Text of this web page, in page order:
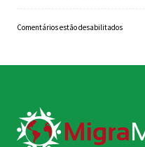
Comentários estão desabilitados